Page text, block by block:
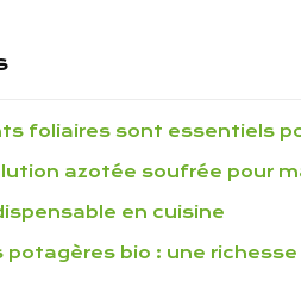
foliaires sont essentiels
azotée soufrée pour
en cuisine
potagères bio : une